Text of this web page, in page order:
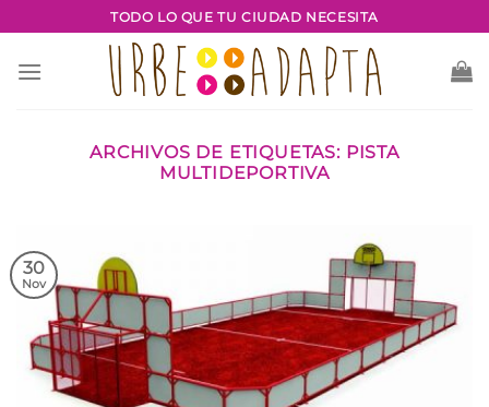
al
contenido
TODO LO QUE TU CIUDAD NECESITA
ARCHIVOS DE ETIQUETAS: PISTA
MULTIDEPORTIVA
30
Nov